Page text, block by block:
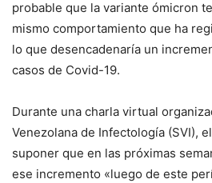
probable que la variante ómicron
mismo comportamiento que ha
lo que desencadenaría un
casos de Covid-19.
Durante una charla virtual
Venezolana de Infectología (SVI),
suponer que en las próximas
ese incremento «luego de este